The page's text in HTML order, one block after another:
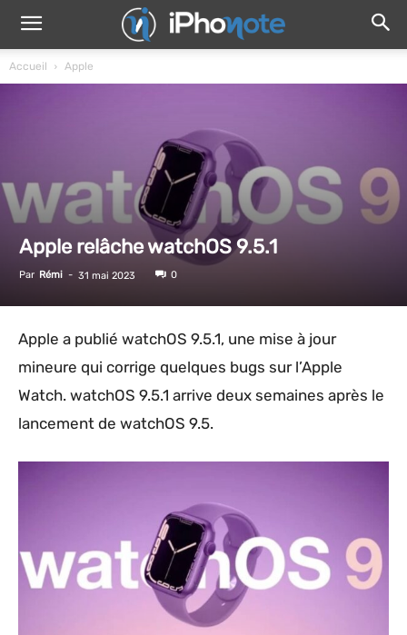
Accueil Apple
Apple relâche watchOS 9.5.1
Par Rémi - 31 mai 2023 0
Apple a publié watchOS 9.5.1, une mise à jour
mineure qui corrige quelques bugs sur l’Apple
Watch. watchOS 9.5.1 arrive deux semaines après le
lancement de watchOS 9.5.